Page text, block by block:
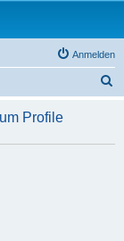
Anmelden
h
Profile